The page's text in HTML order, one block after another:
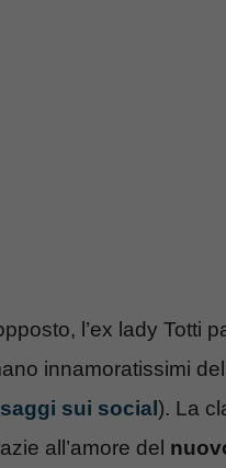
l’ex lady Totti
innamoratissimi
sui social ). La
all’amore del